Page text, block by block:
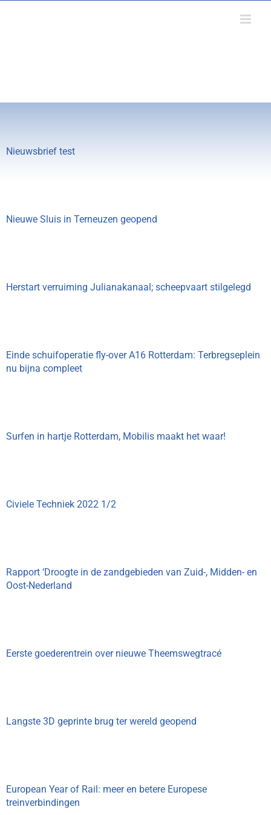
Nieuwsbrief test
Nieuwe Sluis in Terneuzen geopend
Herstart verruiming Julianakanaal; scheepvaart stilgelegd
Einde schuifoperatie fly-over A16 Rotterdam: Terbregseplein
nu bijna compleet
Surfen in hartje Rotterdam, Mobilis maakt het waar!
Civiele Techniek 2022 1/2
Rapport ‘Droogte in de zandgebieden van Zuid-, Midden- en
Oost-Nederland
Eerste goederentrein over nieuwe Theemswegtracé
Langste 3D geprinte brug ter wereld geopend
European Year of Rail: meer en betere Europese
treinverbindingen